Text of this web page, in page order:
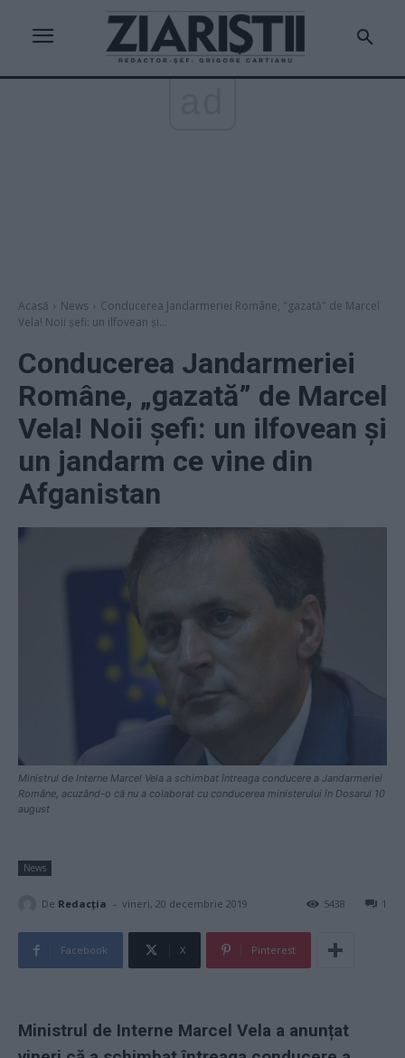
Acasă News
Conducerea Jandarmeriei Române, "gazată" de Marcel
Vela! Noii șefi: un ilfovean și...
Conducerea Jandarmeriei
Române, „gazată” de Marcel
Vela! Noii șefi: un ilfovean și
un jandarm ce vine din
Afganistan
Ministrul de Interne Marcel Vela a schimbat întreaga conducere a Jandarmeriei
Române, acuzând-o că nu a colaborat cu conducerea ministerului în Dosarul 10
august
News
De Redacţia - vineri, 20 decembrie 2019 1
5438
Facebook X Pinterest
Ministrul de Interne Marcel Vela a anunțat